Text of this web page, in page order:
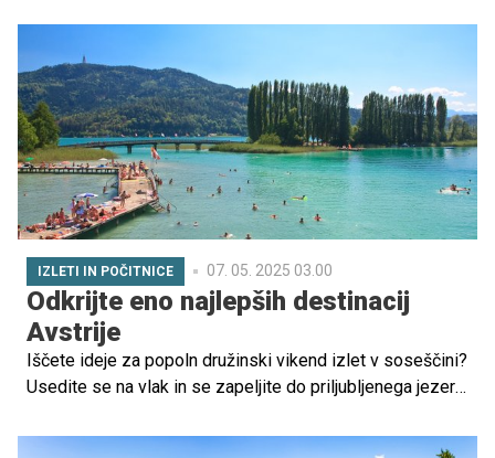
otroku ponuja priložnost, da se odmakne od elektronskih
naprav in vsakodnevne rutine. Dokazano je, da taborjenje
spodbuja telesni razvoj otrok, hkrati pa krepi njihove
socialne, čustvene in kognitivne veščine. Naravno okolje
spodbuja ustvarjalnost, povezanost z družino in razvoj
samostojnosti – vse to pa prispeva k celostnemu razvoju
otroka.
IZLETI IN POČITNICE 07. 05. 2025 03.00
Odkrijte eno najlepših destinacij
Avstrije
Iščete ideje za popoln družinski vikend izlet v soseščini?
Usedite se na vlak in se zapeljite do priljubljenega jezera,
nešteto možnosti za aktivno preživljanje prostega časa,